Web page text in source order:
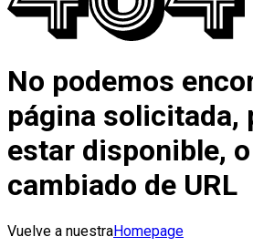
No podemos
página solicitada,
estar disponible,
cambiado de URL
Vuelve a nuestraHomepage